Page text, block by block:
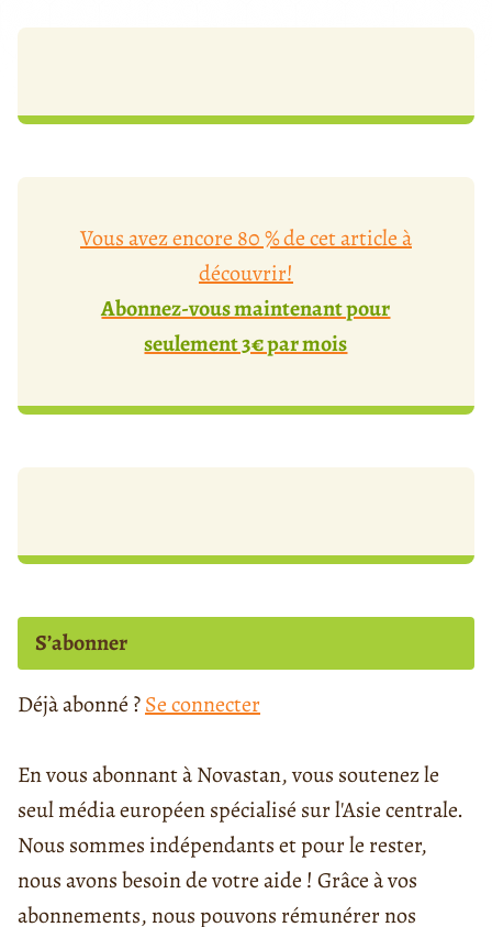
Vous avez encore 80 % de cet article à
découvrir!
Abonnez-vous maintenant pour
seulement 3€ par mois
S’abonner
Déjà abonné ?Se connecter
En vous abonnant à Novastan, vous soutenez le
seul média européen spécialisé sur l'Asie centrale.
Nous sommes indépendants et pour le rester,
nous avons besoin de votre aide ! Grâce à vos
abonnements, nous pouvons rémunérer nos